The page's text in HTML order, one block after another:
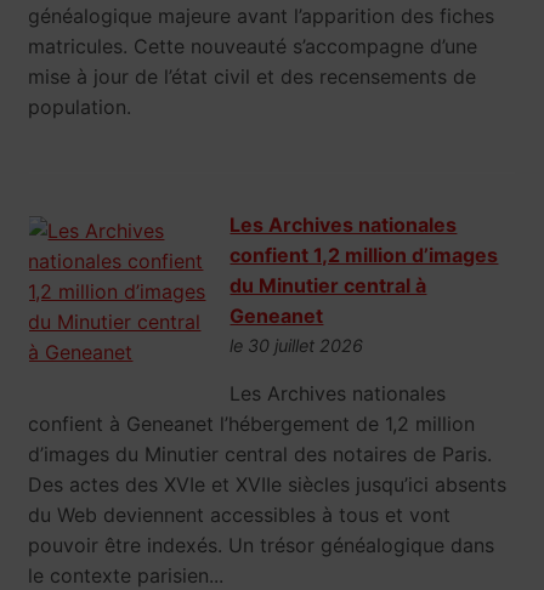
généalogique majeure avant l’apparition des fiches
matricules. Cette nouveauté s’accompagne d’une
mise à jour de l’état civil et des recensements de
population.
Les Archives nationales
confient 1,2 million d’images
du Minutier central à
Geneanet
le 30 juillet 2026
Les Archives nationales
confient à Geneanet l’hébergement de 1,2 million
d’images du Minutier central des notaires de Paris.
Des actes des XVIe et XVIIe siècles jusqu’ici absents
du Web deviennent accessibles à tous et vont
pouvoir être indexés. Un trésor généalogique dans
le contexte parisien...